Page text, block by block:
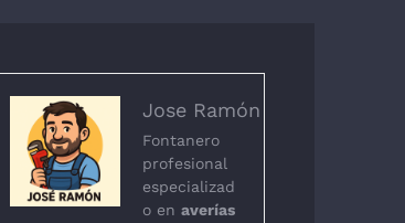
Jose Ramón
Fontanero
profesional
especializad
o en averías